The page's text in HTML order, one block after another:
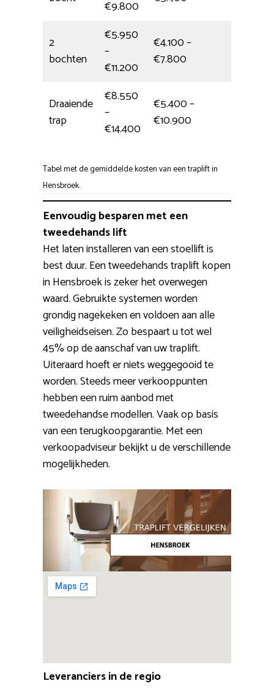
€9.800
2
bochten
€5.950
–
€11.200
€4.100 –
€7.800
Draaiende
trap
€8.550
–
€14.400
€5.400 –
€10.900
Tabel met de gemiddelde kosten van een traplift in
Hensbroek.
Eenvoudig besparen met een
tweedehands lift
Het laten installeren van een stoellift is
best duur. Een tweedehands traplift kopen
in Hensbroek is zeker het overwegen
waard. Gebruikte systemen worden
grondig nagekeken en voldoen aan alle
veiligheidseisen. Zo bespaart u tot wel
45% op de aanschaf van uw traplift.
Uiteraard hoeft er niets weggegooid te
worden. Steeds meer verkooppunten
hebben een ruim aanbod met
tweedehandse modellen. Vaak op basis
van een terugkoopgarantie. Met een
verkoopadviseur bekijkt u de verschillende
mogelijkheden.
Leveranciers in de regio